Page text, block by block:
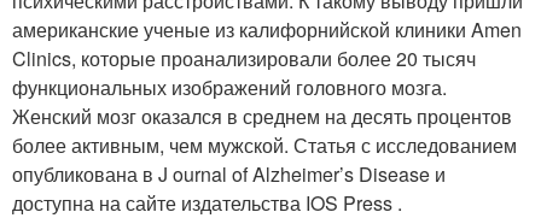
американские ученые из калифорнийской клиники Amen
Clinics, которые проанализировали более 20 тысяч
функциональных изображений головного мозга.
Женский мозг оказался в среднем на десять процентов
более активным, чем мужской. Статья с исследованием
опубликована в J ournal of Alzheimer’s Disease и
доступна на сайте издательства IOS Press .